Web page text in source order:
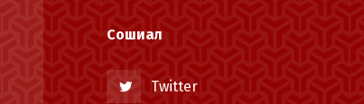
Сошиал
Twitter